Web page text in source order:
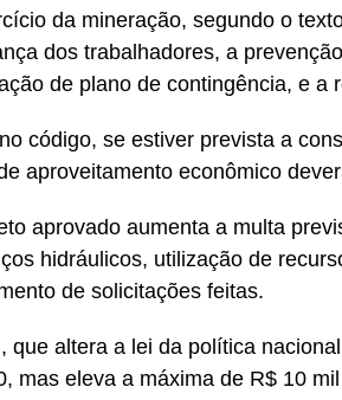
da mineração, segundo o
dos trabalhadores, a
de plano de contingência, e a
código, se estiver prevista a
aproveitamento econômico
aprovado aumenta a multa
hidráulicos, utilização de
de solicitações feitas.
que altera a lei da política
mas eleva a máxima de R$ 10